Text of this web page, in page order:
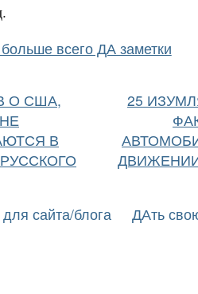
всего ДА заметки
О США,
В
25
сайта/блога ДАть